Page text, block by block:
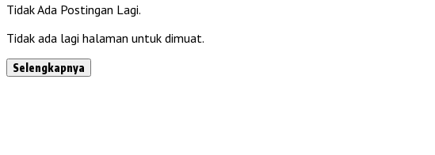
Tidak Ada Postingan Lagi.
Tidak ada lagi halaman untuk dimuat.
Selengkapnya